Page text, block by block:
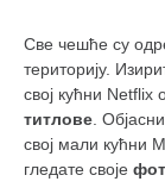
Окинава
најновије
моје
Све чешће су
територију.
свој кућни Netflix
титлове .
свој мали кућни
гледате своје